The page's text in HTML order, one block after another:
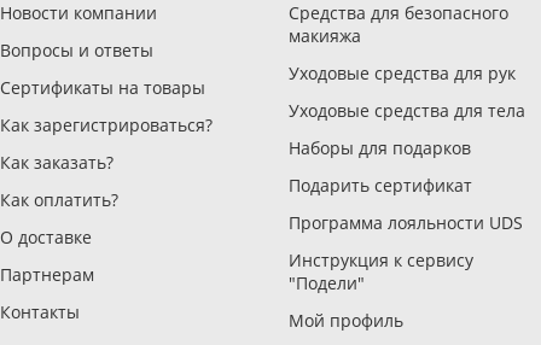
Новости компании
Вопросы и ответы
Сертификаты на товары
Как зарегистрироваться?
Как заказать?
Как оплатить?
О доставке
Партнерам
Контакты
Средства для безопасного
макияжа
Уходовые средства для рук
Уходовые средства для тела
Наборы для подарков
Подарить сертификат
Программа лояльности UDS
Инструкция к сервису
"Подели"
Мой профиль